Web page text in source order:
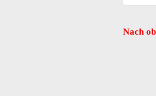
Nach